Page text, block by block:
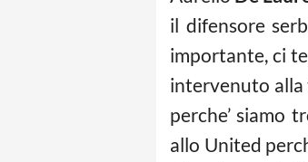
il difensore
importante, ci
intervenuto alla
perche’ siamo
allo United